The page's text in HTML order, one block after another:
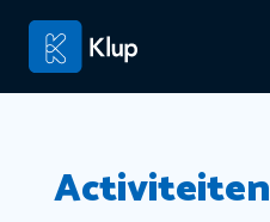
Activiteiten